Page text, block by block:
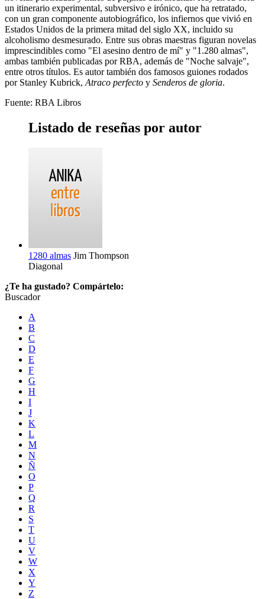
un itinerario experimental, subversivo e irónico, que ha retratado,
con un gran componente autobiográfico, los infiernos que vivió en
Estados Unidos de la primera mitad del siglo XX, incluido su
alcoholismo desmesurado. Entre sus obras maestras figuran novelas
imprescindibles como "El asesino dentro de mí" y "1.280 almas",
ambas también publicadas por RBA, además de "Noche salvaje",
entre otros títulos. Es autor también dos famosos guiones rodados
por Stanley Kubrick, Atraco perfecto y Senderos de gloria.
Fuente: RBA Libros
Listado de reseñas por autor
1280 almas Jim Thompson
Diagonal
¿Te ha gustado? Compártelo:
Buscador
A
B
C
D
E
F
G
H
I
J
K
L
M
N
Ñ
O
P
Q
R
S
T
U
V
W
X
Y
Z